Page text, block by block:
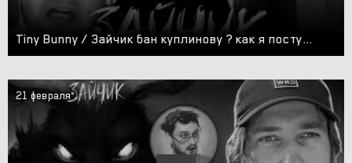
Tiny Bunny / Зайчик бан куплинову ? как я поступлю ...
21 февраля